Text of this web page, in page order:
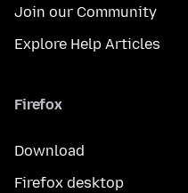
Join our Community
Explore Help Articles
Firefox
Download
Firefox desktop